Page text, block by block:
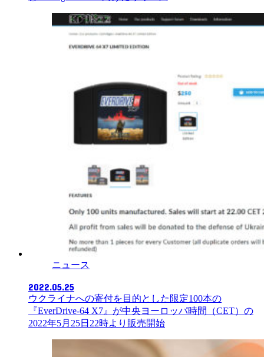
ニュース
2022.05.25
ウクライナへの寄付を目的とした限定100本の
『EverDrive-64 X7』が中央ヨーロッパ時間（CET）の
2022年5月25日22時より販売開始